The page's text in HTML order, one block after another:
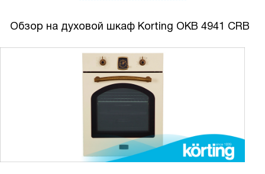
перекладывать противни.
Один из вечеров запомнился особенно: собирались
друзья, и я решилась на целую запечённую курицу. Режим
с вентилятором помог получить хрустящую корочку и
сочное мясо — гости удивлялись, а я радовалась, что всё
плавно, не боясь ожогов и не требуя усилий.
Чистка оказалась проще, чем я ожидала. После
Обзор на духовой шкаф Korting OKB 4941 CRB